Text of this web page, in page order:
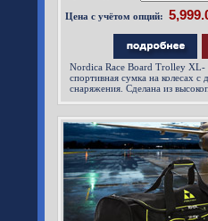
Цена с учётом опций:
Nordica Race Board Trolley XL-
спортивная сумка на колесах с
снаряжения. Сделана из